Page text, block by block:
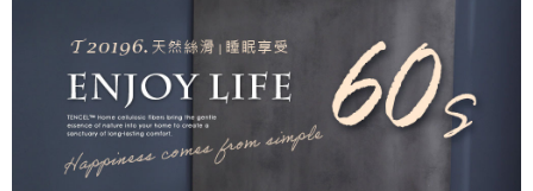
【注意事項】
１．透過由恩沛科技股份有限公司提供之「AFTEE先享後付」服務完成之交
易，需依本服務之必要範圍內提供個人資料，並將交易相關給付款項請求債
權轉讓予恩沛科技股份有限公司。
２．關於個人資料處理事宜，請瀏覽以下網址：
https://aftee.tw/terms/#terms3
３．未成年的使用者請事先徵得法定代理人或監護人之同意方可使用
每筆NT$100，滿NT$499(含以上)免運費